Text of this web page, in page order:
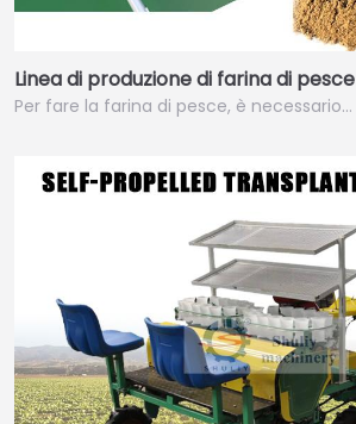
Linea di produzione di farina di pesce
Per fare la farina di pesce, è necessario…